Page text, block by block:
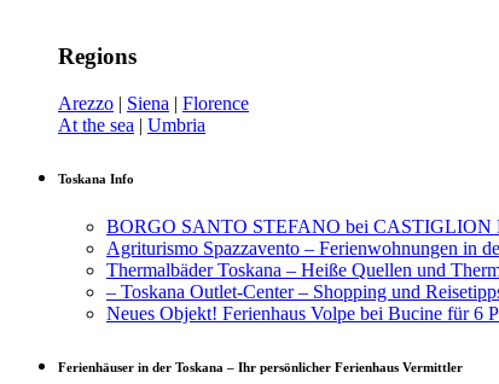
Regions
Arezzo | Siena | Florence
At the sea | Umbria
Toskana Info
BORGO SANTO STEFANO bei CASTIGLION
Agriturismo Spazzavento – Ferienwohnungen in
Thermalbäder Toskana – Heiße Quellen und
– Toskana Outlet-Center – Shopping und
Neues Objekt! Ferienhaus Volpe bei Bucine für 6
Ferienhäuser in der Toskana – Ihr persönlicher Ferienhaus Vermittler